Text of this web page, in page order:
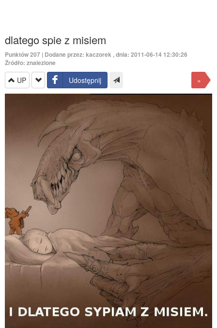
dlatego spie z misiem
Punktów207 | Dodane przez: kaczorek, dnia: 2011-06-14 12:30:26
Źródło: znalezione
UP Udostępnij »